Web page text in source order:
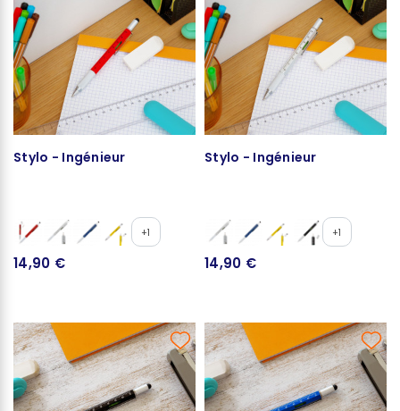
Stylo - Ingénieur
+1
14,90 €
Stylo - Ingénieur
+1
14,90 €